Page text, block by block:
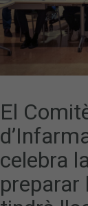
El
celebra
preparar
PREPARAR
LA
35A
EDICIÓ
QUE
LLOC
25,
26
I
27
DE
MARÇ